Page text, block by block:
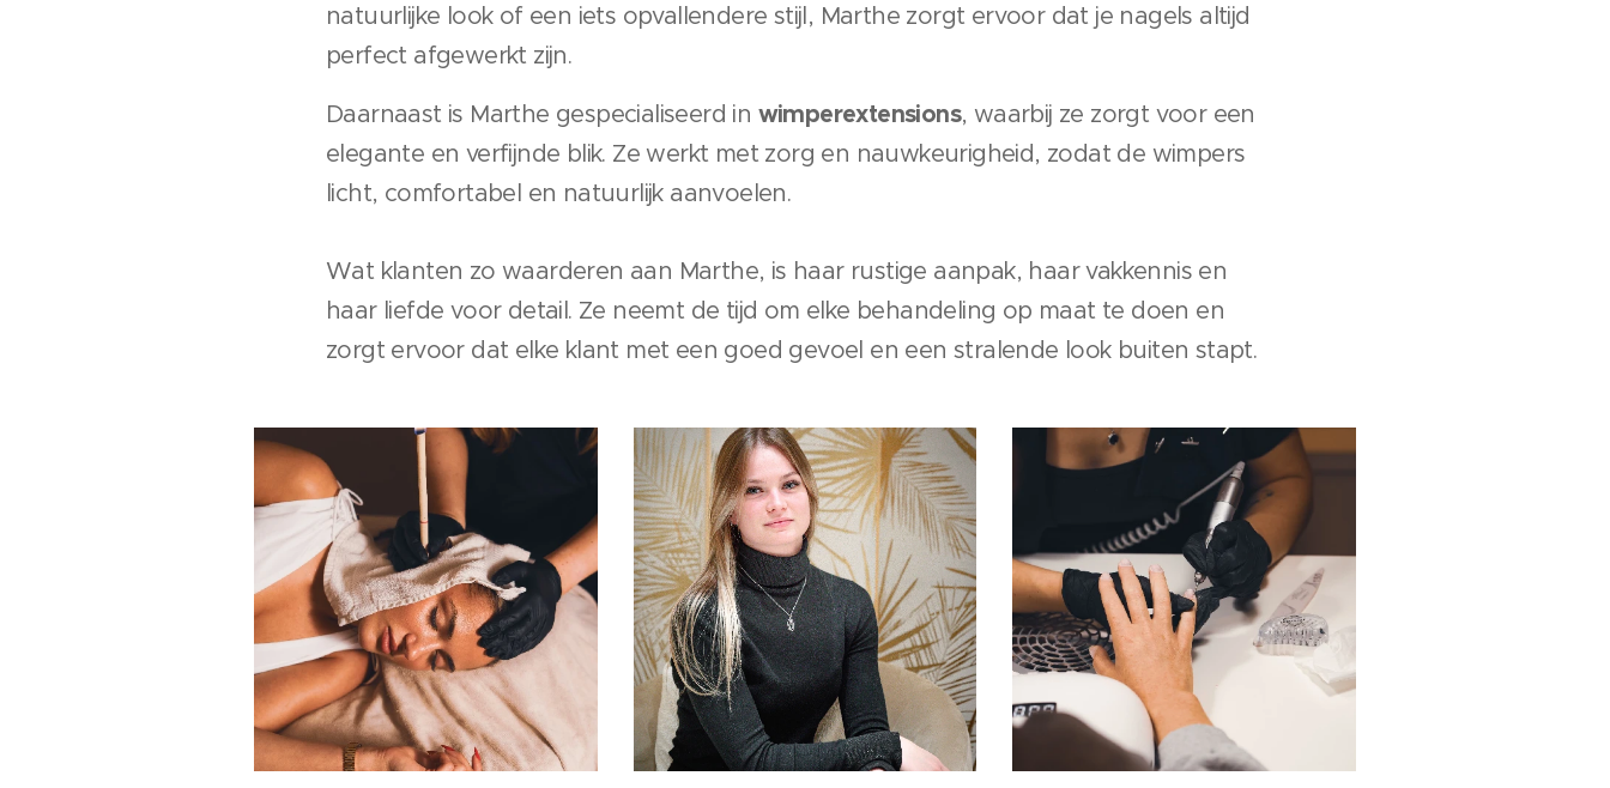
natuurlijke look of een iets opvallendere stijl, Marthe zorgt ervoor dat je nagels altijd
perfect afgewerkt zijn.
Daarnaast is Marthe gespecialiseerd in wimperextensions, waarbij ze zorgt voor een
elegante en verfijnde blik. Ze werkt met zorg en nauwkeurigheid, zodat de wimpers
licht, comfortabel en natuurlijk aanvoelen.
Wat klanten zo waarderen aan Marthe, is haar rustige aanpak, haar vakkennis en
haar liefde voor detail. Ze neemt de tijd om elke behandeling op maat te doen en
zorgt ervoor dat elke klant met een goed gevoel en een stralende look buiten stapt.